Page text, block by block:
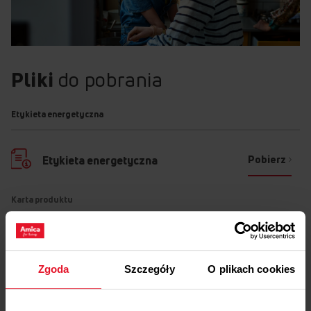
Zgoda Szczegóły O plikach cookies
Pliki do pobrania
Etykieta energetyczna
Etykieta energetyczna Pobierz
Karta produktu
Pokaż więcej